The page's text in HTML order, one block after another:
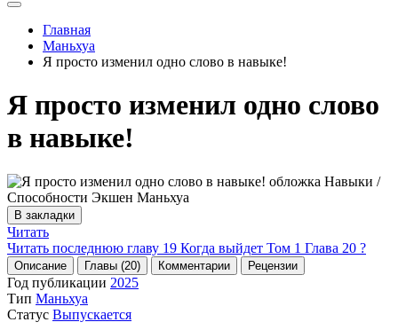
Главная
Маньхуа
Я просто изменил одно слово в навыке!
Я просто изменил одно слово
в навыке!
В закладки
Читать
Читать последнюю главу 19 Когда выйдет Том 1 Глава 20 ?
Описание Главы (20) Комментарии Рецензии
Год публикации 2025
Тип Маньхуа
Статус Выпускается